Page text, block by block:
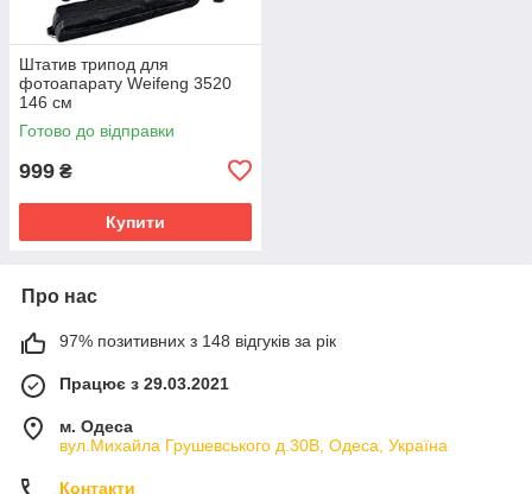
Штатив трипод для
фотоапарату Weifeng 3520
146 см
Готово до відправки
999 ₴
Купити
Про нас
97% позитивних з 148 відгуків за рік
Працює з 29.03.2021
м. Одеса
вул.Михайла Грушевського д.30В, Одеса, Україна
Контакти